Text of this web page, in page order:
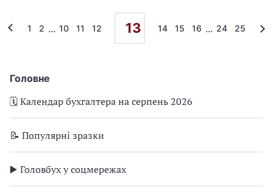
Головне
🗓️ Календар бухгалтера на серпень 2026
📝 Популярні зразки
▶️ Головбух у соцмережах
1 2 ... 10 11 12 13 14 15 16 ... 24 25